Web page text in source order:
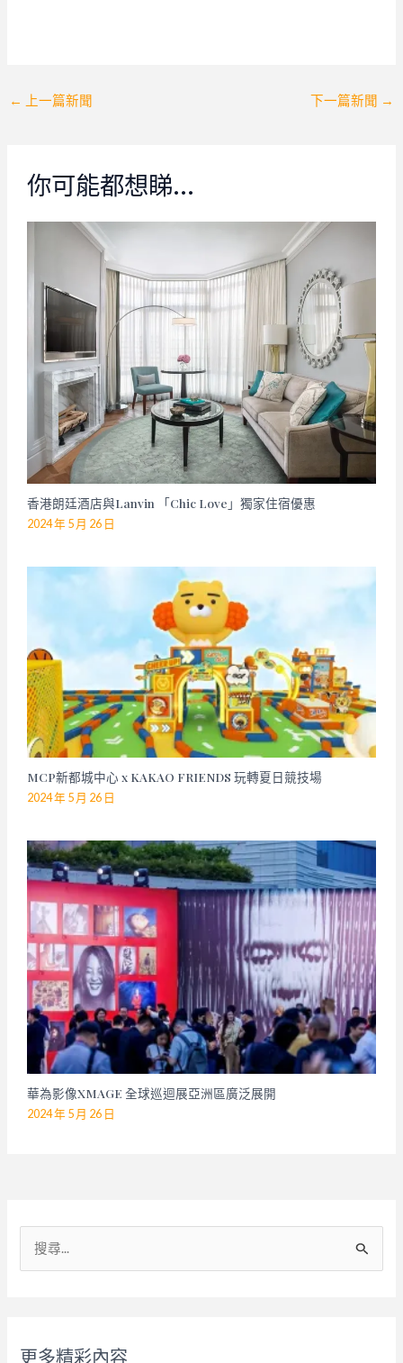
Post
← 上一篇新聞 下一篇新聞 →
你可能都想睇…
香港朗廷酒店與Lanvin 「Chic Love」獨家住宿優惠
2024 年 5 月 26 日
MCP新都城中心 x KAKAO FRIENDS 玩轉夏日競技場
2024 年 5 月 26 日
華為影像XMAGE 全球巡迴展亞洲區廣泛展開
2024 年 5 月 26 日
更多精彩內容